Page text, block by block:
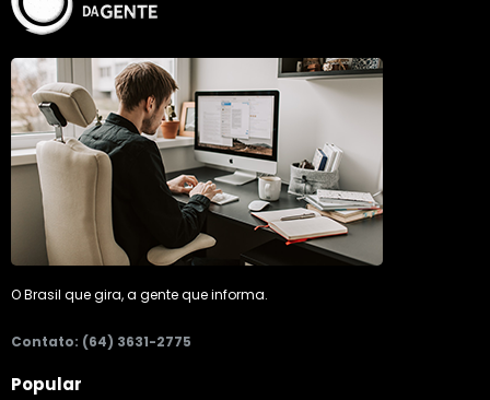
O Brasil que gira, a gente que informa.
Contato: (64) 3631-2775
Popular